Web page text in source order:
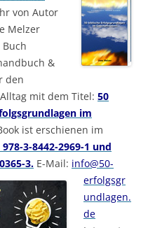
von Autor
Melzer
Buch
&
den
mit dem Titel: 50
im
ist erschienen im
3-8442-2969-1 und
3. E-Mail: info@50-
erfolgsgr
undlagen.
de